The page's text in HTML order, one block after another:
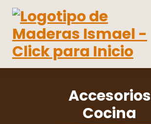
contenido
Accesorios
Cocina